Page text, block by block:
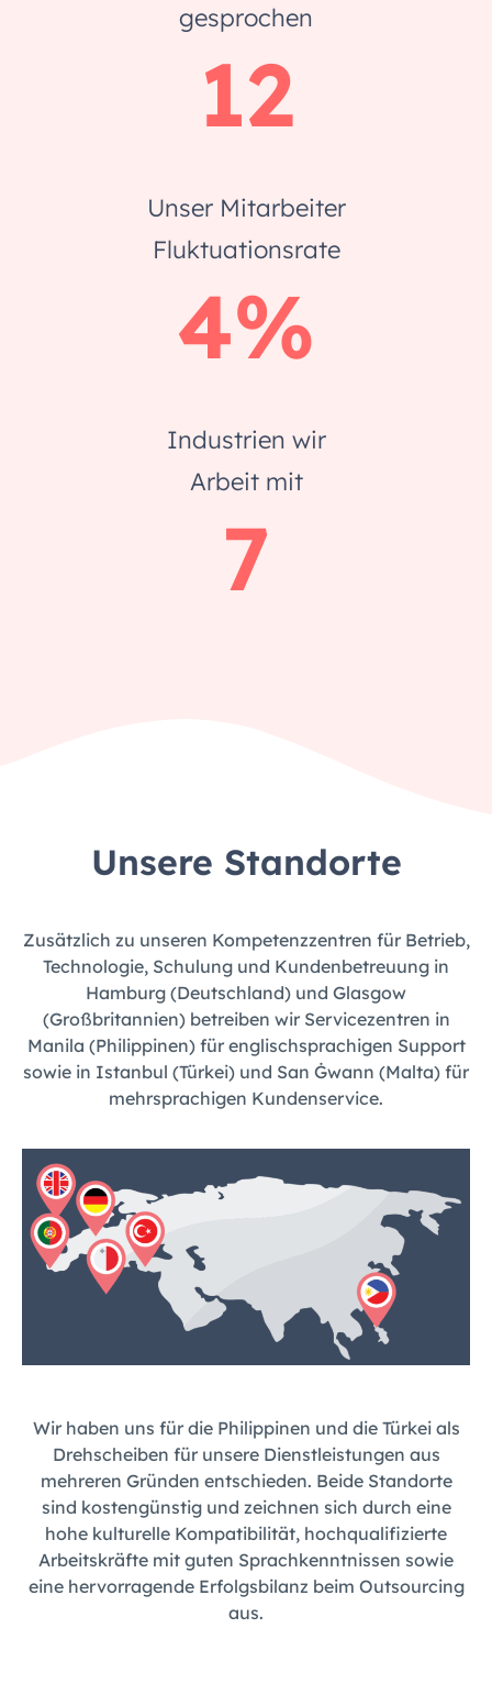
gesprochen
12
Unser Mitarbeiter
Fluktuationsrate
4%
Industrien wir
Arbeit mit
7
Unsere Standorte
Zusätzlich zu unseren Kompetenzzentren für Betrieb,
Technologie, Schulung und Kundenbetreuung in
Hamburg (Deutschland) und Glasgow
(Großbritannien) betreiben wir Servicezentren in
Manila (Philippinen) für englischsprachigen Support
sowie in Istanbul (Türkei) und San Ġwann (Malta) für
mehrsprachigen Kundenservice.
Wir haben uns für die Philippinen und die Türkei als
Drehscheiben für unsere Dienstleistungen aus
mehreren Gründen entschieden. Beide Standorte
sind kostengünstig und zeichnen sich durch eine
hohe kulturelle Kompatibilität, hochqualifizierte
Arbeitskräfte mit guten Sprachkenntnissen sowie
eine hervorragende Erfolgsbilanz beim Outsourcing
aus.